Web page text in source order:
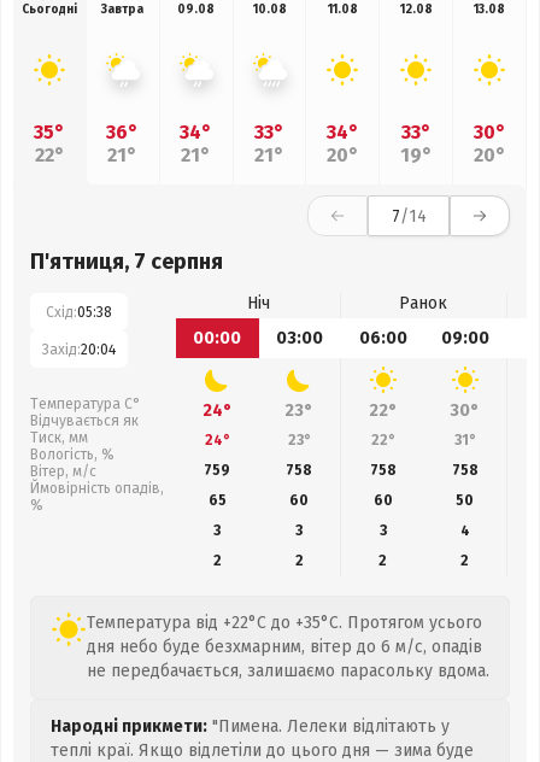
Сьогодні
35°
22°
Завтра
36°
21°
09.08
34°
21°
10.08
33°
21°
11.08
34°
20°
12.08
33°
19°
13.08
30°
20°
7/14
П'ятниця, 7 серпня
Схід:05:38
Захід:20:04
Температура С°
Відчувається як
Тиск, мм
Вологість, %
Вітер, м/с
Ймовірність опадів,
%
Ніч
Ранок
00:00
03:00 06:00 09:00
24° 23° 22° 30°
24° 23° 22° 31°
759
758 758 758
65
60 60 50
3
3 3
4
2
2 2 2
Температура від +22°C до +35°C. Протягом усього
дня небо буде безхмарним, вітер до 6 м/с, опадів
не передбачається, залишаємо парасольку вдома.
Народні прикмети: "Пимена. Лелеки відлітають у
теплі краї. Якщо відлетіли до цього дня — зима буде